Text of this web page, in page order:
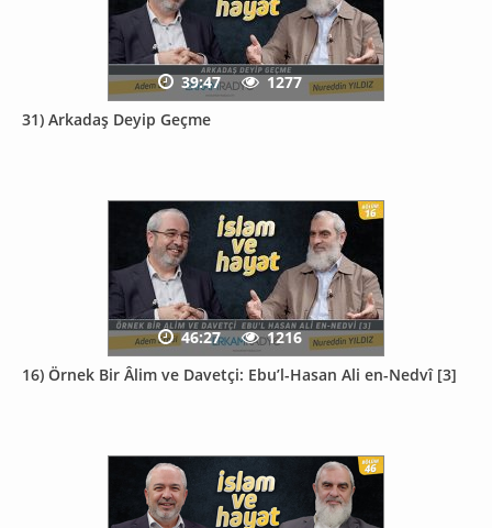
31) Arkadaş Deyip Geçme
39:47 1277
16) Örnek Bir Âlim ve Davetçi: Ebu’l-Hasan Ali en-Nedvî [3]
46:27 1216